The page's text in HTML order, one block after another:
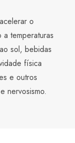
o
temperaturas
sol, bebidas
física
e outros
nervosismo.